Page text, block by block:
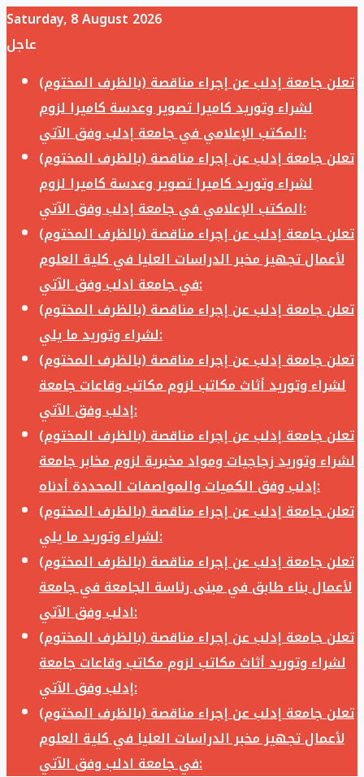
Saturday, 8 August 2026
عاجل
تعلن جامعة إدلب عن إجراء مناقصة (بالظرف المختوم)
لشراء وتوريد كاميرا تصوير وعدسة كاميرا لزوم
المكتب الإعلامي في جامعة إدلب وفق الآتي:
تعلن جامعة إدلب عن إجراء مناقصة (بالظرف المختوم)
لشراء وتوريد كاميرا تصوير وعدسة كاميرا لزوم
المكتب الإعلامي في جامعة إدلب وفق الآتي:
تعلن جامعة إدلب عن إجراء مناقصة (بالظرف المختوم)
لأعمال تجهيز مخبر الدراسات العليا في كلية العلوم
في جامعة ادلب وفق الآتي:
تعلن جامعة إدلب عن إجراء مناقصة (بالظرف المختوم)
لشراء وتوريد ما يلي:
تعلن جامعة إدلب عن إجراء مناقصة (بالظرف المختوم)
لشراء وتوريد أثاث مكاتب لزوم مكاتب وقاعات جامعة
إدلب وفق الآتي:
تعلن جامعة إدلب عن إجراء مناقصة (بالظرف المختوم)
لشراء وتوريد زجاجيات ومواد مخبرية لزوم مخابر جامعة
إدلب وفق الكميات والمواصفات المحددة أدناه:
تعلن جامعة إدلب عن إجراء مناقصة (بالظرف المختوم)
لشراء وتوريد ما يلي:
تعلن جامعة إدلب عن إجراء مناقصة (بالظرف المختوم)
لأعمال بناء طابق في مبنى رئاسة الجامعة في جامعة
ادلب وفق الآتي:
تعلن جامعة إدلب عن إجراء مناقصة (بالظرف المختوم)
لشراء وتوريد أثاث مكاتب لزوم مكاتب وقاعات جامعة
إدلب وفق الآتي:
تعلن جامعة إدلب عن إجراء مناقصة (بالظرف المختوم)
لأعمال تجهيز مخبر الدراسات العليا في كلية العلوم
في جامعة ادلب وفق الآتي: